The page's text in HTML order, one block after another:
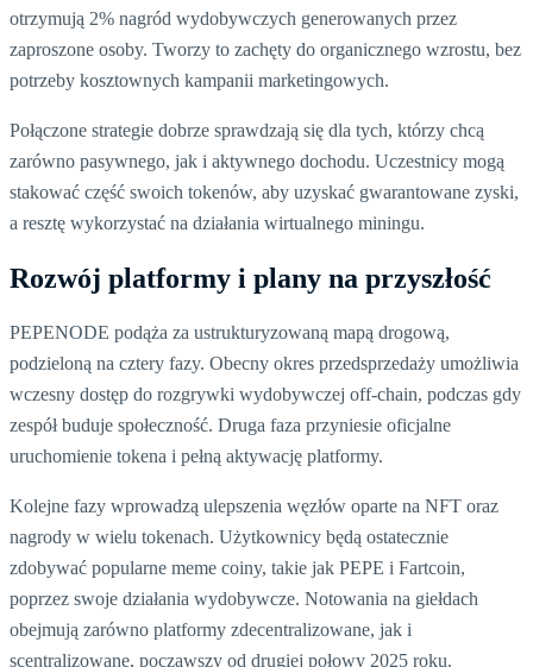
otrzymują 2% nagród wydobywczych generowanych przez
zaproszone osoby. Tworzy to zachęty do organicznego wzrostu, bez
potrzeby kosztownych kampanii marketingowych.
Połączone strategie dobrze sprawdzają się dla tych, którzy chcą
zarówno pasywnego, jak i aktywnego dochodu. Uczestnicy mogą
stakować część swoich tokenów, aby uzyskać gwarantowane zyski,
a resztę wykorzystać na działania wirtualnego miningu.
Rozwój platformy i plany na przyszłość
PEPENODE podąża za ustrukturyzowaną mapą drogową,
podzieloną na cztery fazy. Obecny okres przedsprzedaży umożliwia
wczesny dostęp do rozgrywki wydobywczej off-chain, podczas gdy
zespół buduje społeczność. Druga faza przyniesie oficjalne
uruchomienie tokena i pełną aktywację platformy.
Kolejne fazy wprowadzą ulepszenia węzłów oparte na NFT oraz
nagrody w wielu tokenach. Użytkownicy będą ostatecznie
zdobywać popularne meme coiny, takie jak PEPE i Fartcoin,
poprzez swoje działania wydobywcze. Notowania na giełdach
obejmują zarówno platformy zdecentralizowane, jak i
scentralizowane, począwszy od drugiej połowy 2025 roku.